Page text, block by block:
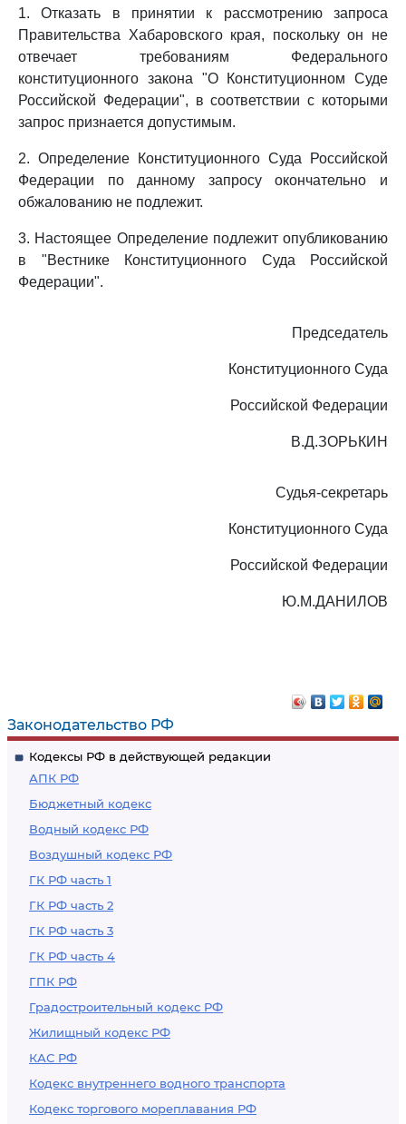
Законодательство РФ
Кодексы РФ в действующей редакции
АПК РФ
Бюджетный кодекс
Водный кодекс РФ
Воздушный кодекс РФ
ГК РФ часть 1
ГК РФ часть 2
ГК РФ часть 3
ГК РФ часть 4
ГПК РФ
Градостроительный кодекс РФ
Жилищный кодекс РФ
КАС РФ
Кодекс внутреннего водного транспорта
Кодекс торгового мореплавания РФ
1. Отказать в принятии к рассмотрению запроса
Правительства Хабаровского края, поскольку он не
отвечает требованиям Федерального
конституционного закона "О Конституционном Суде
Российской Федерации", в соответствии с которыми
запрос признается допустимым.
2. Определение Конституционного Суда Российской
Федерации по данному запросу окончательно и
обжалованию не подлежит.
3. Настоящее Определение подлежит опубликованию
в "Вестнике Конституционного Суда Российской
Федерации".
Председатель
Конституционного Суда
Российской Федерации
В.Д.ЗОРЬКИН
Судья-секретарь
Конституционного Суда
Российской Федерации
Ю.М.ДАНИЛОВ